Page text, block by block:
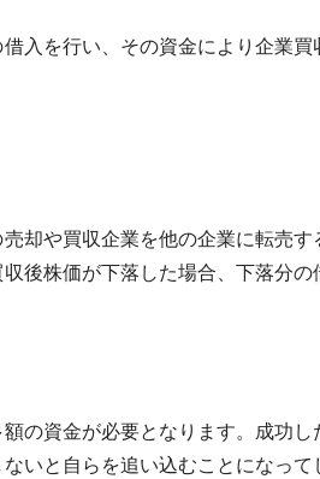
入を行い、その資金により企業
却や買収企業を他の企業に転売
後株価が下落した場合、下落分
の資金が必要となります。成功
いと自らを追い込むことになって